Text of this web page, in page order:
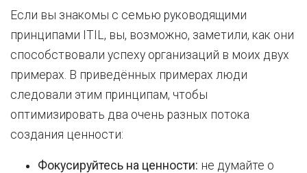
Если вы знакомы с семью руководящими
принципами ITIL, вы, возможно, заметили, как они
способствовали успеху организаций в моих двух
примерах. В приведённых примерах люди
следовали этим принципам, чтобы
оптимизировать два очень разных потока
создания ценности:
Фокусируйтесь на ценности: не думайте о